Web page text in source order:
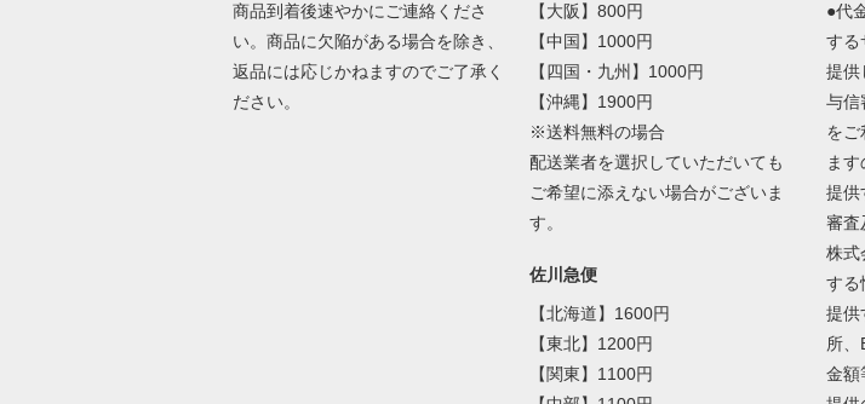
商品到着後速やかにご連絡くださ
い。商品に欠陥がある場合を除き、
返品には応じかねますのでご了承く
ださい。
【大阪】800円
【中国】1000円
【四国・九州】1000円
【沖縄】1900円
※送料無料の場合
配送業者を選択していただいても
ご希望に添えない場合がございま
す。
佐川急便
【北海道】1600円
【東北】1200円
【関東】1100円
●代
する
提供
与信
をご
ま
提供
審査
株式
する
提供
所、
金額